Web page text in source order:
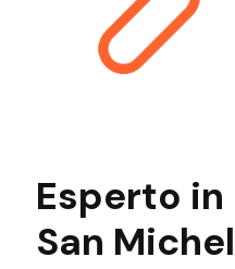
Esperto in
San